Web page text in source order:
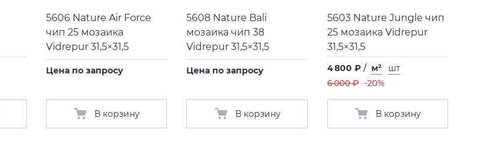
5606 Nature Air Force
чип 25 мозаика
Vidrepur 31,5×31,5
Цена по запросу
В корзину
5608 Nature Bali
мозаика чип 38
Vidrepur 31,5×31,5
Цена по запросу
В корзину
5603 Nature Jungle чип
25 мозаика Vidrepur
31,5×31,5
4 800 ₽ / м²
шт
6 000 ₽ -20%
В корзину